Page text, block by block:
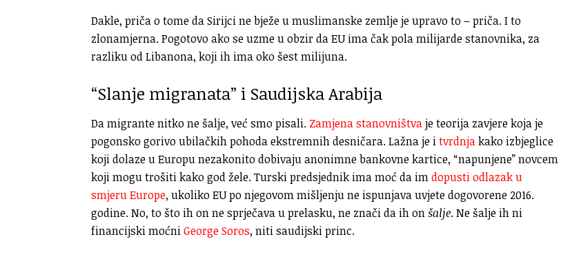
Dakle, priča o tome da Sirijci ne bježe u muslimanske zemlje je upravo to – priča. I to
zlonamjerna. Pogotovo ako se uzme u obzir da EU ima čak pola milijarde stanovnika, za
razliku od Libanona, koji ih ima oko šest milijuna.
“Slanje migranata” i Saudijska Arabija
Da migrante nitko ne šalje, već smo pisali. Zamjena stanovništvaje teorija zavjere koja je
pogonsko gorivo ubilačkih pohoda ekstremnih desničara. Lažna je itvrdnjakako izbjeglice
koji dolaze u Europu nezakonito dobivaju anonimne bankovne kartice, “napunjene” novcem
koji mogu trošiti kako god žele. Turski predsjednik ima moć da imdopusti odlazak u
smjeru Europe, ukoliko EU po njegovom mišljenju ne ispunjava uvjete dogovorene 2016.
godine. No, to što ih on ne sprječava u prelasku, ne znači da ih onšalje. Ne šalje ih ni
financijski moćniGeorge Soros, niti saudijski princ.